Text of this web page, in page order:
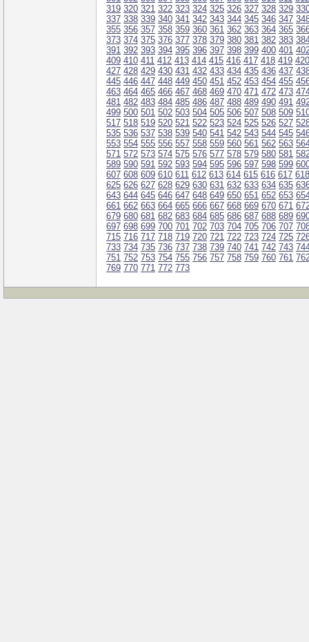
319 320 321 322 323 324 325 326 327 328 329
337 338 339 340 341 342 343 344 345 346 347
355 356 357 358 359 360 361 362 363 364 365
373 374 375 376 377 378 379 380 381 382 383
391 392 393 394 395 396 397 398 399 400 401
409 410 411 412 413 414 415 416 417 418 419 420
427 428 429 430 431 432 433 434 435 436 437
445 446 447 448 449 450 451 452 453 454 455
463 464 465 466 467 468 469 470 471 472 473
481 482 483 484 485 486 487 488 489 490 491
499 500 501 502 503 504 505 506 507 508 509
517 518 519 520 521 522 523 524 525 526 527
535 536 537 538 539 540 541 542 543 544 545
553 554 555 556 557 558 559 560 561 562 563
571 572 573 574 575 576 577 578 579 580 581
589 590 591 592 593 594 595 596 597 598 599
607 608 609 610 611 612 613 614 615 616 617 618
625 626 627 628 629 630 631 632 633 634 635
643 644 645 646 647 648 649 650 651 652 653
661 662 663 664 665 666 667 668 669 670 671
679 680 681 682 683 684 685 686 687 688 689
697 698 699 700 701 702 703 704 705 706 707
715 716 717 718 719 720 721 722 723 724 725
733 734 735 736 737 738 739 740 741 742 743
751 752 753 754 755 756 757 758 759 760 761
769 770 771 772 773